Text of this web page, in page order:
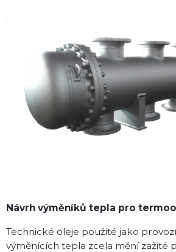
Návrh výměníků tepla pro
Technické oleje použité jako
výměnících tepla zcela mění zažité